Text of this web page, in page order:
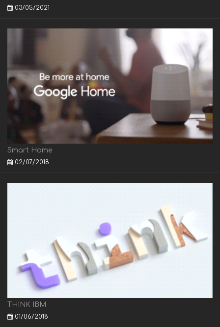
03/05/2021
Smart Home
02/07/2018
THINK IBM
01/06/2018